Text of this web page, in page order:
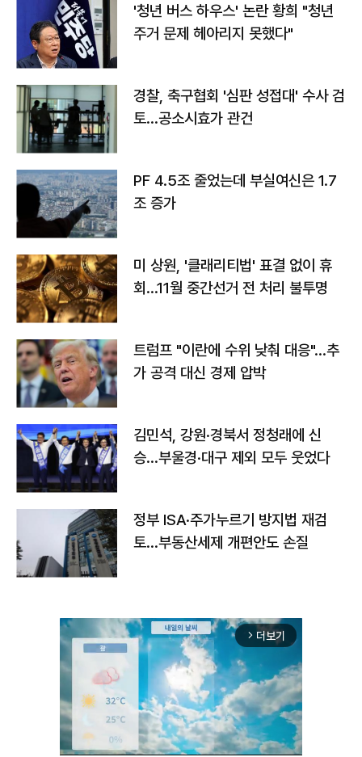
'청년 버스 하우스' 논란 황희 "청년
주거 문제 헤아리지 못했다"
경찰, 축구협회 '심판 성접대' 수사 검
토…공소시효가 관건
PF 4.5조 줄었는데 부실여신은 1.7
조 증가
미 상원, '클래리티법' 표결 없이 휴
회…11월 중간선거 전 처리 불투명
트럼프 "이란에 수위 낮춰 대응"…추
가 공격 대신 경제 압박
김민석, 강원·경북서 정청래에 신
승…부울경·대구 제외 모두 웃었다
정부 ISA·주가누르기 방지법 재검
토…부동산세제 개편안도 손질
arrow_forward_ios 더보기